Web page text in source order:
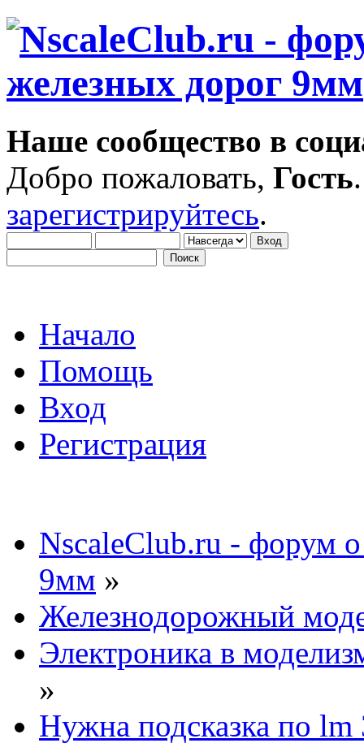
Наше сообщество в
Добро пожаловать, Гость
зарегистрируйтесь.
Начало
Помощь
Вход
Регистрация
NscaleClub.ru - форум
9мм »
Железнодорожный
Электроника в
»
Нужна подсказка по lm